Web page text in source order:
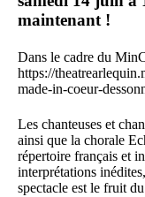
maintenant !
Dans le cadre du
https://
made-in-coeur-
Les chanteuses et
ainsi que la chorale
répertoire français et
interprétations
spectacle est le fruit